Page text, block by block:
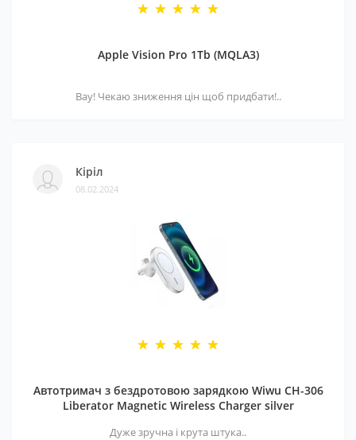
Apple Vision Pro 1Tb (MQLA3)
Вау! Чекаю зниження цін щоб придбати!..
Кіріл
08.02.2024
Автотримач з бездротовою зарядкою Wiwu CH-306
Liberator Magnetic Wireless Charger silver
Дуже зручна і крута штука..